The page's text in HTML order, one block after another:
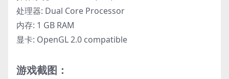
处理器: Dual Core Processor
内存: 1 GB RAM
显卡: OpenGL 2.0 compatible
游戏截图：